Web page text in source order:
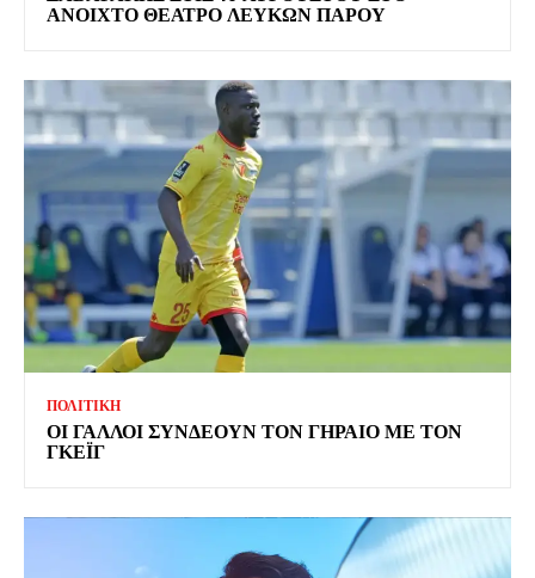
ΑΝΟΙΧΤΟ ΘΕΑΤΡΟ ΛΕΥΚΩΝ ΠΑΡΟΥ
ΠΟΛΙΤΙΚΗ
ΟΙ ΓΑΛΛΟΙ ΣΥΝΔΕΟΥΝ ΤΟΝ ΓΗΡΑΙΟ ΜΕ ΤΟΝ
ΓΚΕΪΓ